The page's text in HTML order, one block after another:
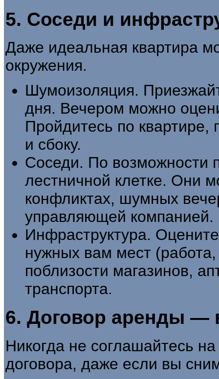
5. Соседи и
Даже идеальная квартира
окружения.
Шумоизоляция.
дня. Вечером можно
Пройдитесь по квартире,
и сбоку.
Соседи. По возможности
лестничной клетке. Они
конфликтах, шумных
управляющей компанией.
Инфраструктура.
нужных вам мест
поблизости магазинов,
транспорта.
6. Договор аренды —
Никогда не соглашайтесь
договора, даже если вы